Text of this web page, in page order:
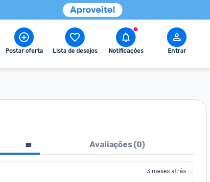
Postar oferta Lista de desejos Notificações Entrar
Avaliações (0)
3 meses atrás